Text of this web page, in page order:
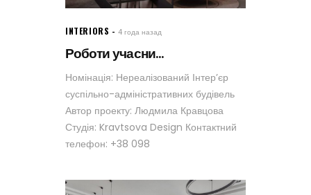
INTERIORS 4 года назад
Роботи учасни...
Номінація: Нереалізований Інтер’єр
суспільно-адміністративних будівель
Автор проекту: Людмила Кравцова
Студія: Kravtsova Design Контактний
телефон: +38 098